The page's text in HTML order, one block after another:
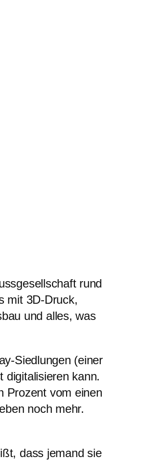
rund
mit 3D-Druck,
und alles, was
Siedlungen (einer
digitalisieren kann.
Prozent vom einen
noch mehr.
dass jemand sie